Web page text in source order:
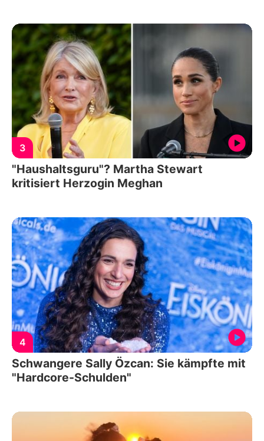
3
"Haushaltsguru"? Martha Stewart
kritisiert Herzogin Meghan
4
Schwangere Sally Özcan: Sie kämpfte mit
"Hardcore-Schulden"